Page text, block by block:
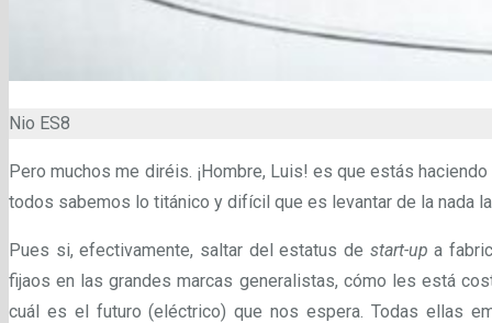
Nio ES8
Pero muchos me diréis. ¡Hombre, Luis! es que estás
todos sabemos lo titánico y difícil que es levantar de la nada
Pues si, efectivamente, saltar del estatus de start-up a
fijaos en las grandes marcas generalistas, cómo les está
cuál es el futuro (eléctrico) que nos espera. Todas ellas